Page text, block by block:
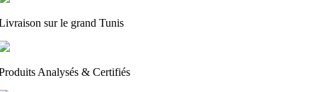
sur le grand Tunis
Analysés & Certifiés